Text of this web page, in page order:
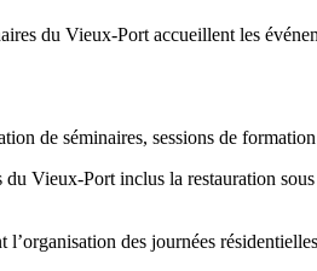
du Vieux-Port accueillent les
de séminaires, sessions de
du Vieux-Port inclus la restauration
des journées